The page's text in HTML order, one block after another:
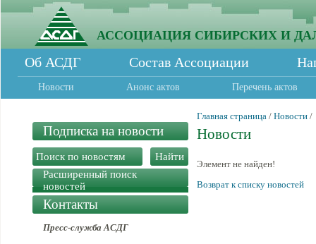
АССОЦИАЦИЯ СИБИРСКИХ И
Об АСДГ Состав Ассоциации
Новости Анонс актов Перечень актов
Подписка на новости
Расширенный поиск
новостей
Контакты
Пресс-служба АСДГ
Главная страница / Новости /
Новости
Элемент не найден!
Возврат к списку новостей